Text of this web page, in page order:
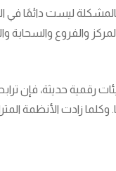
والفروع
رقمية حديثة، فإن
زادت الأنظمة